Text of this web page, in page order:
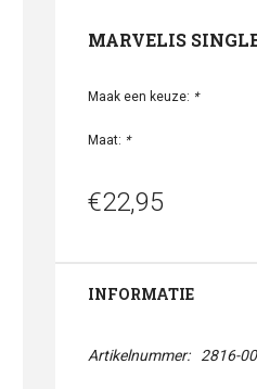
MARVELIS
Maak een keuze: *
Maat: *
€22,95
INFORMATIE
Artikelnummer: 2816-